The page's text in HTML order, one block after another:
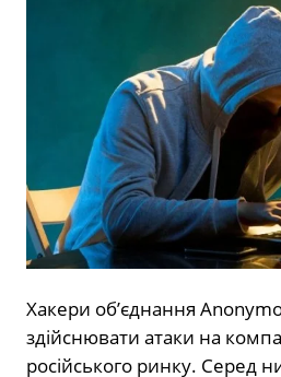
Хакери об’єднання
здійснювати атаки на
російського ринку. Серед